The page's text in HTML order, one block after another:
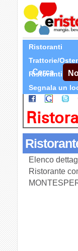
Ristoranti
Trattorie/
Ristoranti
Segnala un
Cerca
Elenco
Ristorante